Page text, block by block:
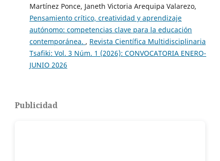
Martínez Ponce, Janeth Victoria Arequipa Valarezo,
Pensamiento crítico, creatividad y aprendizaje
autónomo: competencias clave para la educación
contemporánea. , Revista Científica Multidisciplinaria
Tsafiki: Vol. 3 Núm. 1 (2026): CONVOCATORIA ENERO-
JUNIO 2026
Publicidad